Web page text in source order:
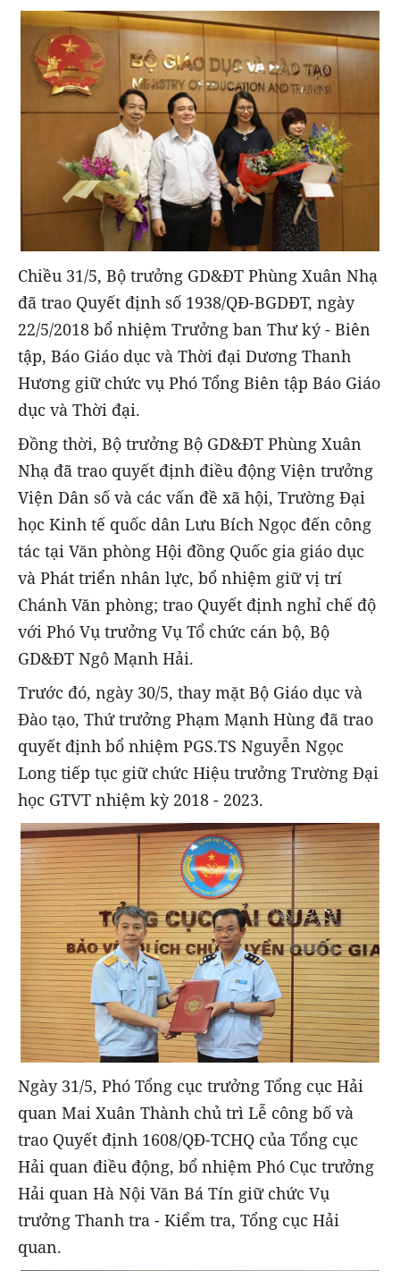
Chiều 31/5, Bộ trưởng GD&ĐT Phùng Xuân Nhạ
đã trao Quyết định số 1938/QĐ-BGDĐT, ngày
22/5/2018 bổ nhiệm Trưởng ban Thư ký - Biên
tập, Báo Giáo dục và Thời đại Dương Thanh
Hương giữ chức vụ Phó Tổng Biên tập Báo Giáo
dục và Thời đại.
Đồng thời, Bộ trưởng Bộ GD&ĐT Phùng Xuân
Nhạ đã trao quyết định điều động Viện trưởng
Viện Dân số và các vấn đề xã hội, Trường Đại
học Kinh tế quốc dân Lưu Bích Ngọc đến công
tác tại Văn phòng Hội đồng Quốc gia giáo dục
và Phát triển nhân lực, bổ nhiệm giữ vị trí
Chánh Văn phòng; trao Quyết định nghỉ chế độ
với Phó Vụ trưởng Vụ Tổ chức cán bộ, Bộ
GD&ĐT Ngô Mạnh Hải.
Trước đó, ngày 30/5, thay mặt Bộ Giáo dục và
Đào tạo, Thứ trưởng Phạm Mạnh Hùng đã trao
quyết định bổ nhiệm PGS.TS Nguyễn Ngọc
Long tiếp tục giữ chức Hiệu trưởng Trường Đại
học GTVT nhiệm kỳ 2018 - 2023.
Ngày 31/5, Phó Tổng cục trưởng Tổng cục Hải
quan Mai Xuân Thành chủ trì Lễ công bố và
trao Quyết định 1608/QĐ-TCHQ của Tổng cục
Hải quan điều động, bổ nhiệm Phó Cục trưởng
Hải quan Hà Nội Văn Bá Tín giữ chức Vụ
trưởng Thanh tra - Kiểm tra, Tổng cục Hải
quan.